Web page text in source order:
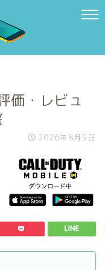
・レビュ
2026年8月5日